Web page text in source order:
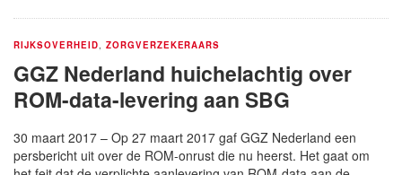
RIJKSOVERHEID ZORGVERZEKERAARS
GGZ Nederland huichelachtig over
ROM-data-levering aan SBG
30 maart 2017 – Op 27 maart 2017 gaf GGZ Nederland een
persbericht uit over de ROM-onrust die nu heerst. Het gaat om